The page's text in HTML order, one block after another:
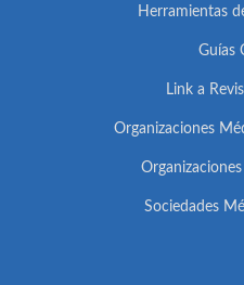
Herramientas
Guías
Link a
Organizaciones
Sociedades